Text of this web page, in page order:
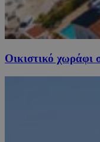
Οικιστικό χωράφι